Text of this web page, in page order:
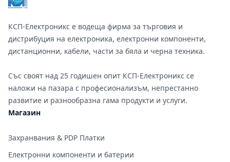
КСП-Електроникс е водеща фирма за търговия и
дистрибуция на електроника, електронни компоненти,
дистанционни, кабели, части за бяла и черна техника.
Със своят над 25 годишен опит КСП-Електроникс се
наложи на пазара с професионализъм, непрестанно
развитие и разнообразна гама продукти и услуги.
Магазин
Захранвания & PDP Платки
Електронни компоненти и батерии